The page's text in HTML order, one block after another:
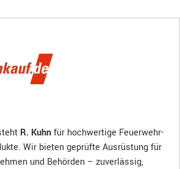
R. Kuhnfür hochwertige Feuerwehr-
Wir bieten geprüfte Ausrüstung für
und Behörden – zuverlässig,